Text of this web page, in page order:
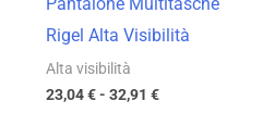
Rigel Alta Visibilità
Alta visibilità
23,04€- 32,91 €